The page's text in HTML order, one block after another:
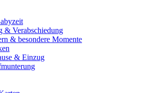
& Verabschiedung
& besondere Momente
& Einzug